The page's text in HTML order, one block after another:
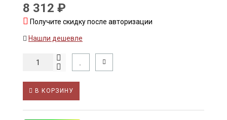
8 312 ₽
Получите скидку после авторизации
Нашли дешевле
В КОРЗИНУ